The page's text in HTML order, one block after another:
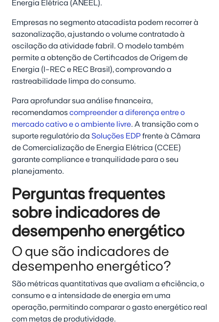
Energia Elétrica (ANEEL).
Empresas no segmento atacadista podem recorrer à
sazonalização, ajustando o volume contratado à
oscilação da atividade fabril. O modelo também
permite a obtenção de Certificados de Origem de
Energia (I-REC e REC Brasil), comprovando a
rastreabilidade limpa do consumo.
Para aprofundar sua análise financeira,
recomendamos compreender a diferença entre o
mercado cativo e o ambiente livre. A transição com o
suporte regulatório da Soluções EDPfrente à Câmara
de Comercialização de Energia Elétrica (CCEE)
garante compliance e tranquilidade para o seu
planejamento.
Perguntas frequentes
sobre indicadores de
desempenho energético
O que são indicadores de
desempenho energético?
São métricas quantitativas que avaliam a eficiência, o
consumo e a intensidade de energia em uma
operação, permitindo comparar o gasto energético real
com metas de produtividade.